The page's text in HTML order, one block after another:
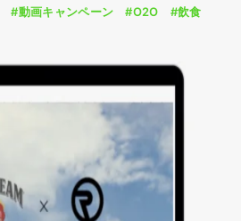
#動画キャンペーン #O2O #飲食